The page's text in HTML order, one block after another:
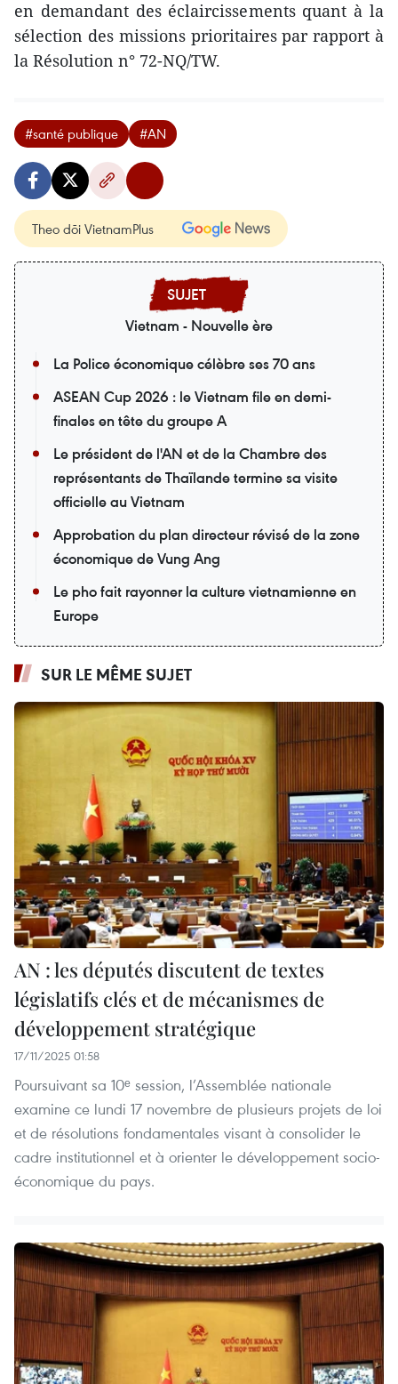
en demandant des éclaircissements quant à la
sélection des missions prioritaires par rapport à
la Résolution n° 72-NQ/TW.
#santé publique #AN
Theo dõi VietnamPlus
Vietnam - Nouvelle ère
La Police économique célèbre ses 70 ans
ASEAN Cup 2026 : le Vietnam file en demi-
finales en tête du groupe A
Le président de l'AN et de la Chambre des
représentants de Thaïlande termine sa visite
officielle au Vietnam
Approbation du plan directeur révisé de la zone
économique de Vung Ang
Le pho fait rayonner la culture vietnamienne en
Europe
SUR LE MÊME SUJET
AN : les députés discutent de textes
législatifs clés et de mécanismes de
développement stratégique
17/11/2025 01:58
Poursuivant sa 10ᵉ session, l’Assemblée nationale
examine ce lundi 17 novembre de plusieurs projets de loi
et de résolutions fondamentales visant à consolider le
cadre institutionnel et à orienter le développement socio-
économique du pays.